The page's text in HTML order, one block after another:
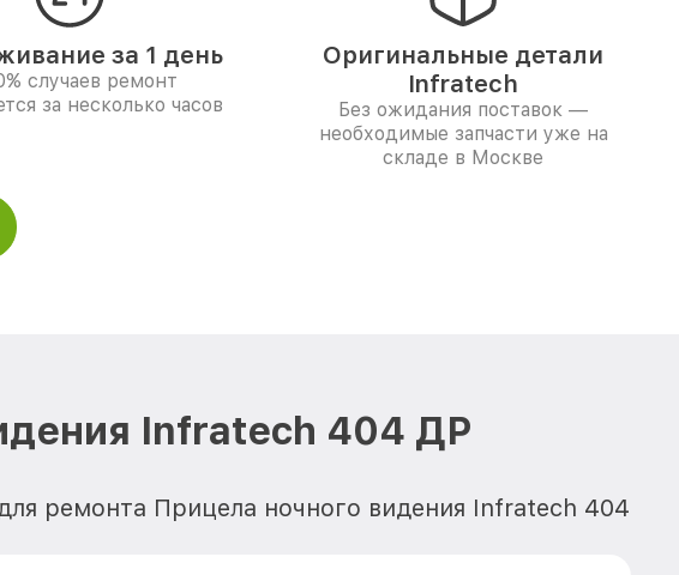
за 1 день
случаев ремонт
за несколько часов
Оригинальные детали
Infratech
Без ожидания поставок —
необходимые запчасти уже на
складе в Москве
Infratech 404 ДР
ремонта Прицела ночного видения Infratech 404